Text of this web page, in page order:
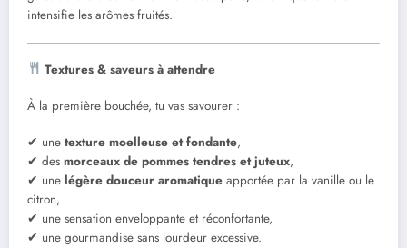
intensifie les arômes fruités.
Textures & saveurs à attendre
À la première bouchée, tu vas savourer :
✔ une texture moelleuse et fondante,
✔ des morceaux de pommes tendres et juteux,
✔ une légère douceur aromatique apportée par la vanille ou le
citron,
✔ une sensation enveloppante et réconfortante,
✔ une gourmandise sans lourdeur excessive.